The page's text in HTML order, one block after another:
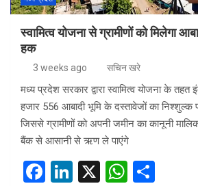
स्वामित्व योजना से ग्रामीणों को मिलेगा
हक
3 weeks ago सचिन खरे
मध्य प्रदेश सरकार द्वारा स्वामित्व योजना के
हजार 556 आबादी भूमि के दस्तावेजों का निश्शुल्क
जिससे ग्रामीणों को अपनी जमीन का कानूनी
बैंक से आसानी से ऋण ले पाएंगे
F
Li
X
W